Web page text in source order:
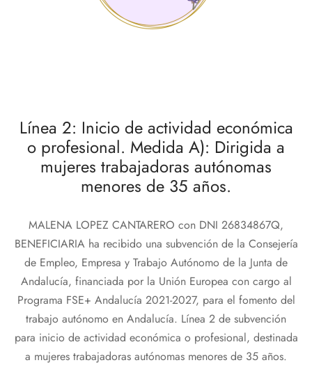
Línea 2: Inicio de actividad económica
o profesional. Medida A): Dirigida a
mujeres trabajadoras autónomas
menores de 35 años.
MALENA LOPEZ CANTARERO con DNI 26834867Q,
BENEFICIARIA ha recibido una subvención de la Consejería
de Empleo, Empresa y Trabajo Autónomo de la Junta de
Andalucía, financiada por la Unión Europea con cargo al
Programa FSE+ Andalucía 2021-2027, para el fomento del
trabajo autónomo en Andalucía. Línea 2 de subvención
para inicio de actividad económica o profesional, destinada
a mujeres trabajadoras autónomas menores de 35 años.